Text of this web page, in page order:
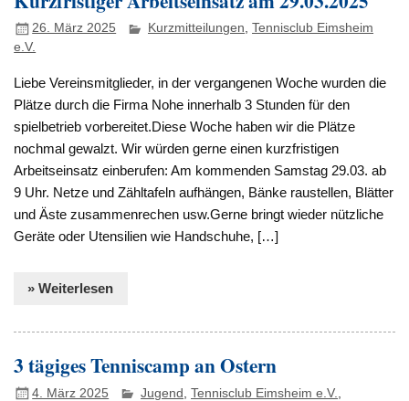
26. März 2025 Kurzmitteilungen,Tennisclub Eimsheim
e.V.
Liebe Vereinsmitglieder, in der vergangenen Woche wurden die
Plätze durch die Firma Nohe innerhalb 3 Stunden für den
spielbetrieb vorbereitet.Diese Woche haben wir die Plätze
nochmal gewalzt. Wir würden gerne einen kurzfristigen
Arbeitseinsatz einberufen: Am kommenden Samstag 29.03. ab
9 Uhr. Netze und Zähltafeln aufhängen, Bänke raustellen, Blätter
und Äste zusammenrechen usw.Gerne bringt wieder nützliche
Geräte oder Utensilien wie Handschuhe, […]
» Weiterlesen
3 tägiges Tenniscamp an Ostern
4. März 2025 Jugend ,Tennisclub Eimsheim e.V.